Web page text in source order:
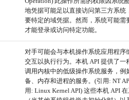
地凭据可能足以直接访问第三方系统
要特定的域凭据。然而，系统可能需
才能登录或访问特定功能。
对手可能会与本机操作系统应用程序
交互以执行行为。本机 API 提供了一
调用内核中的低级操作系统服务，例
备、内存和进程的服务。(引用: NT
用: Linux Kernel API) 这些本机 API